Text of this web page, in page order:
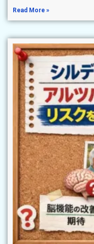
Read More »